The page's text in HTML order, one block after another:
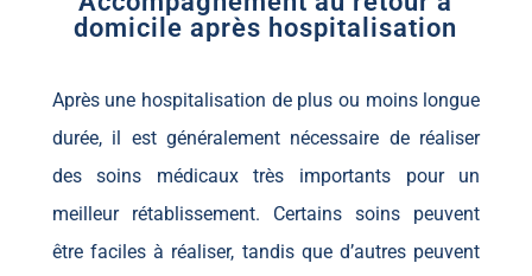
domicile après hospitalisation
Après une hospitalisation de plus ou moins longue
durée, il est généralement nécessaire de réaliser
des soins médicaux très importants pour un
meilleur rétablissement. Certains soins peuvent
être faciles à réaliser, tandis que d’autres peuvent